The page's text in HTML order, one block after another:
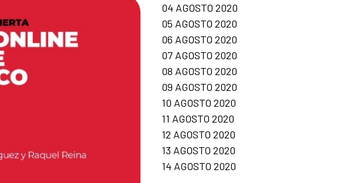
04 AGOSTO 2020
05 AGOSTO 2020
06 AGOSTO 2020
07 AGOSTO 2020
08 AGOSTO 2020
09 AGOSTO 2020
10 AGOSTO 2020
11 AGOSTO 2020
12 AGOSTO 2020
13 AGOSTO 2020
14 AGOSTO 2020